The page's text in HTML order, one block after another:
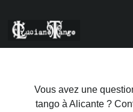
Vous avez une
tango à Alicante ?